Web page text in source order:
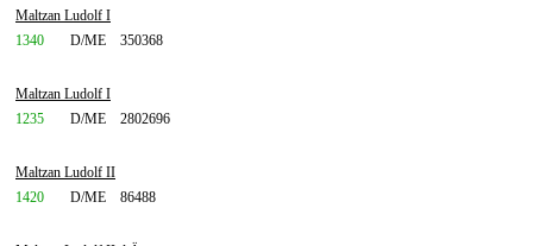
Maltzan Ludolf I
1340
D/ME 350368
Maltzan Ludolf I
1235
D/ME 2802696
Maltzan Ludolf II
1420
D/ME 86488